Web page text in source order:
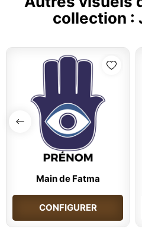
collection :
Main de Fatma
CONFIGURER